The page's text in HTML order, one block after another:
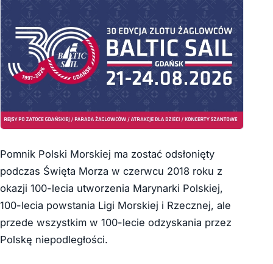
Pomnik Polski Morskiej ma zostać odsłonięty
podczas Święta Morza w czerwcu 2018 roku z
okazji 100-lecia utworzenia Marynarki Polskiej,
100-lecia powstania Ligi Morskiej i Rzecznej, ale
przede wszystkim w 100-lecie odzyskania przez
Polskę niepodległości.